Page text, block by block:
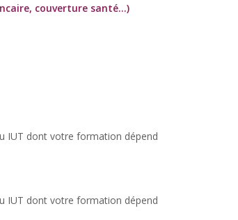
couverture santé...)
IUT dont votre formation dépend
IUT dont votre formation dépend